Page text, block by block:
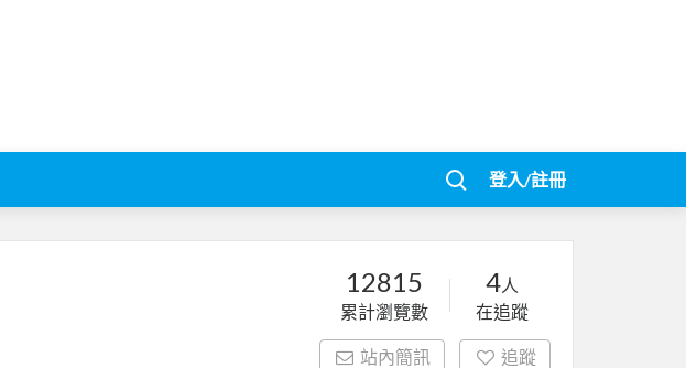
登入/註冊
12815
累計瀏覽數
4人
在追蹤
站內簡訊 追蹤